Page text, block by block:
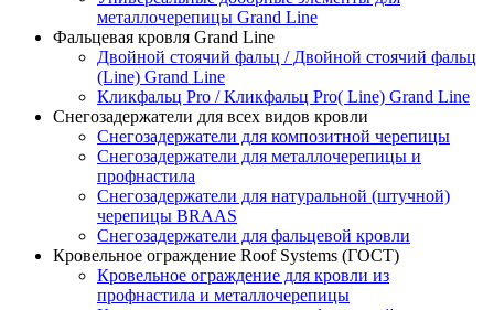
металлочерепицы Grand Line
Фальцевая кровля Grand Line
Двойной стоячий фальц / Двойной стоячий фальц
(Line) Grand Line
Кликфальц Pro / Кликфальц Pro( Line) Grand Line
Снегозадержатели для всех видов кровли
Снегозадержатели для композитной черепицы
Снегозадержатели для металлочерепицы и
профнастила
Снегозадержатели для натуральной (штучной)
черепицы BRAAS
Снегозадержатели для фальцевой кровли
Кровельное ограждение Roof Systems (ГОСТ)
Кровельное ограждение для кровли из
профнастила и металлочерепицы